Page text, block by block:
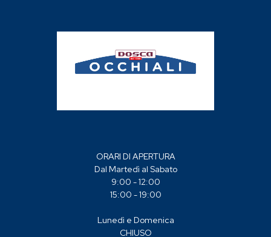
ORARI DI APERTURA
Dal Martedì al Sabato
9:00 - 12:00
15:00 - 19:00
Lunedì e Domenica
CHIUSO